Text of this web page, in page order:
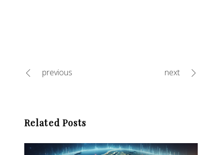
previous next
Related Posts